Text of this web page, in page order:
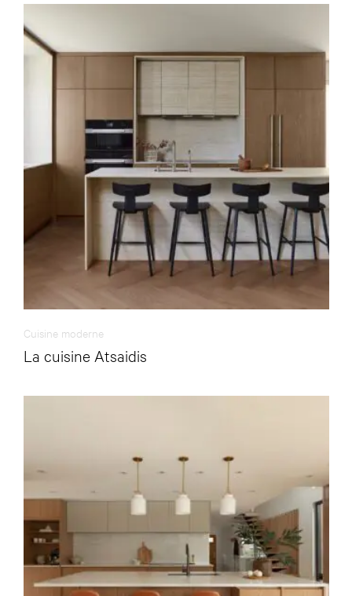
Cuisine moderne
La cuisine Atsaidis